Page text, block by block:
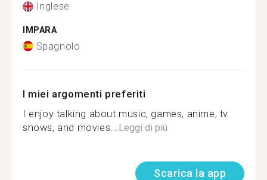
Inglese
IMPARA
Spagnolo
I miei argomenti preferiti
I enjoy talking about music, games, anime, tv
shows, and movies... Leggi di più
Scarica la app